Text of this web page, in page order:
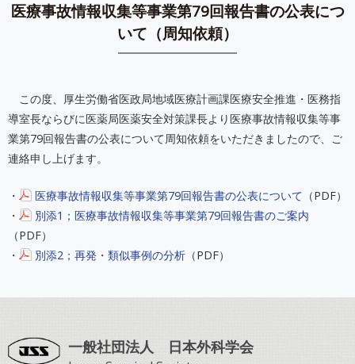
医療事故情報収集等事業第79回報告書の公表につ
いて（周知依頼）
この度、厚生労働省医政局地域医療計画課医療安全推進・医務指
導室長ならびに医薬局医薬安全対策課長より医療事故情報収集等事
業第79回報告書の公表について周知依頼をいただきましたので、ご
連絡申し上げます。
・ 医療事故情報収集等事業第79回報告書の公表について （PDF）
・
別添1；医療事故情報収集等事業第79回報告書のご案内
（PDF）
・
別添2；再発・類似事例の分析 （PDF）
一般社団法人 日本外科学会